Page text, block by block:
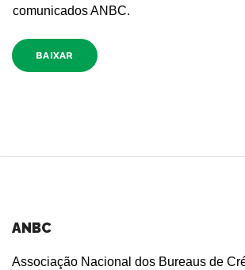
comunicados ANBC.
BAIXAR
ANBC
Associação Nacional dos Bureaus de